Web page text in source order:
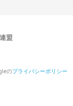
盟
のプライバシーポリシー